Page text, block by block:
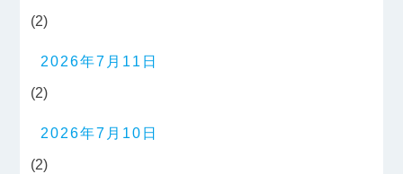
(2)
2026年7月11日
(2)
2026年7月10日
(2)